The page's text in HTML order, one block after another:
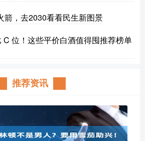
箭，去2030看看民生新图景
C 位！这些平价白酒值得囤推荐榜单
推荐资讯